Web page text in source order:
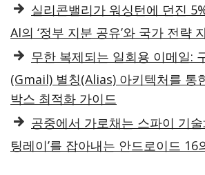
실리콘밸리가 워싱턴에 던진
AI의 ‘정부 지분 공유’와 국가 전략
무한 복제되는 일회용 이메일:
(Gmail) 별칭(Alias) 아키텍처를 통
박스 최적화 가이드
공중에서 가로채는 스파이 기술
팅레이’를 잡아내는 안드로이드 16